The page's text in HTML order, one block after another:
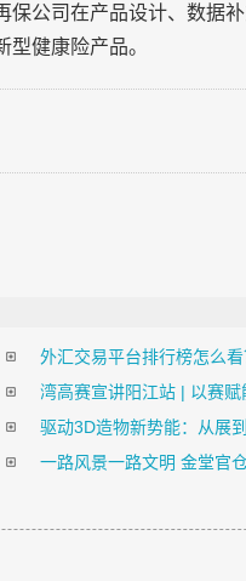
公司在产品设计、数据
健康险产品。
外汇交易平台排行榜怎么看
湾高赛宣讲阳江站 | 以赛赋
驱动3D造物新势能：从展
一路风景一路文明 金堂官